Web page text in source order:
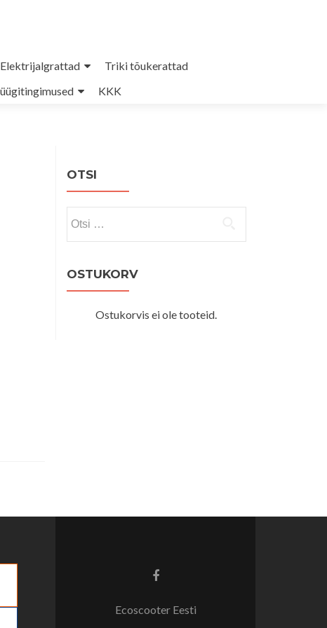
Elektrijalgrattad
Triki tõukerattad
KKK
OTSI
OSTUKORV
Ostukorvis ei ole tooteid.
Facebook
Ecoscooter Eesti